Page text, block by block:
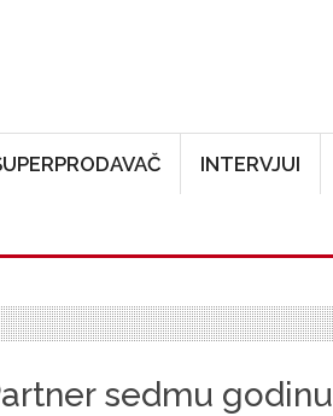
INTERVJUI
sedmu godinu